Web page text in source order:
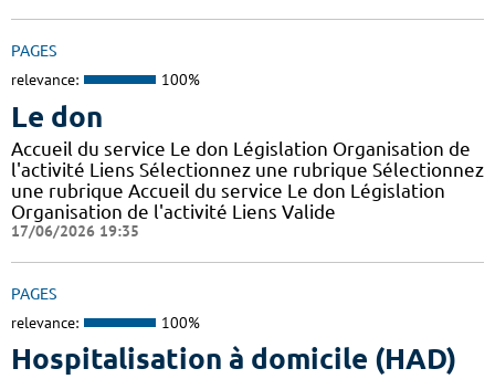
PAGES
relevance: 100%
Le don
Accueil du service Le don Législation Organisation de
l'activité Liens Sélectionnez une rubrique Sélectionnez
une rubrique Accueil du service Le don Législation
Organisation de l'activité Liens Valide
17/06/2026 19:35
PAGES
relevance: 100%
Hospitalisation à domicile (HAD)